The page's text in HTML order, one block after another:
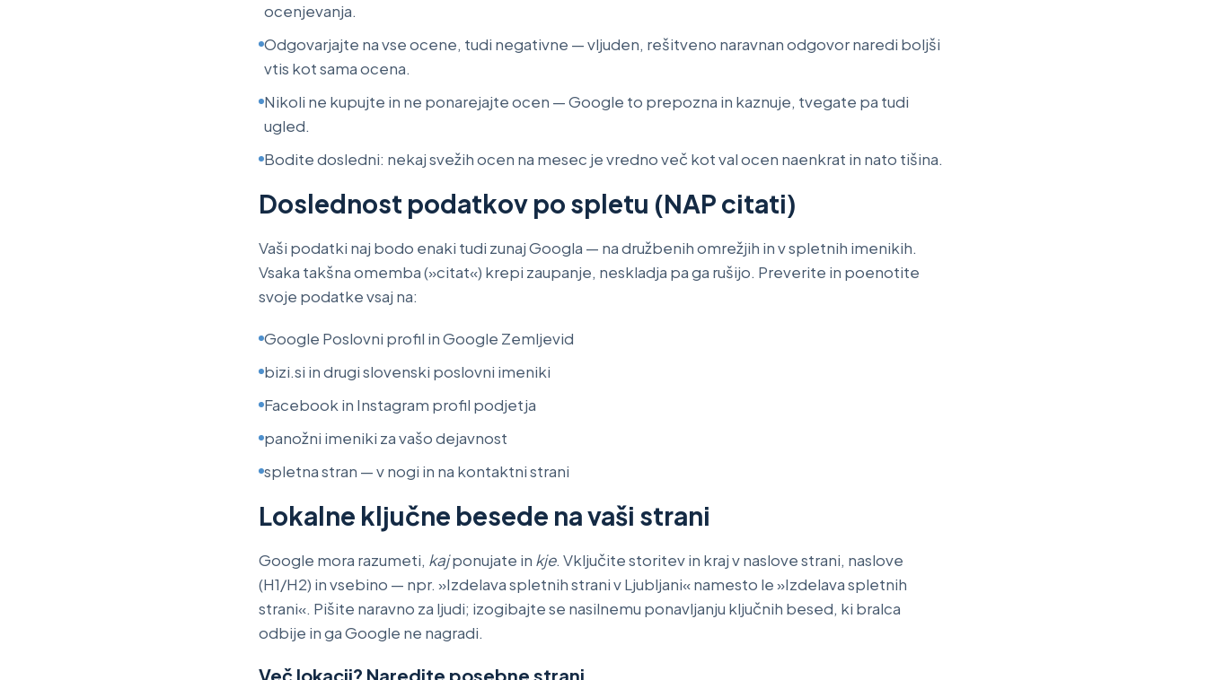
ocenjevanja.
Odgovarjajte na vse ocene, tudi negativne — vljuden, rešitveno naravnan odgovor naredi boljši
vtis kot sama ocena.
Nikoli ne kupujte in ne ponarejajte ocen — Google to prepozna in kaznuje, tvegate pa tudi
ugled.
Bodite dosledni: nekaj svežih ocen na mesec je vredno več kot val ocen naenkrat in nato tišina.
Doslednost podatkov po spletu (NAP citati)
Vaši podatki naj bodo enaki tudi zunaj Googla — na družbenih omrežjih in v spletnih imenikih.
Vsaka takšna omemba (»citat«) krepi zaupanje, neskladja pa ga rušijo. Preverite in poenotite
svoje podatke vsaj na:
Google Poslovni profil in Google Zemljevid
bizi.si in drugi slovenski poslovni imeniki
Facebook in Instagram profil podjetja
panožni imeniki za vašo dejavnost
spletna stran — v nogi in na kontaktni strani
Lokalne ključne besede na vaši strani
Google mora razumeti, kajponujate in kje. Vključite storitev in kraj v naslove strani, naslove
(H1/H2) in vsebino — npr. »Izdelava spletnih strani v Ljubljani« namesto le »Izdelava spletnih
strani«. Pišite naravno za ljudi; izogibajte se nasilnemu ponavljanju ključnih besed, ki bralca
odbije in ga Google ne nagradi.
Več lokacij? Naredite posebne strani